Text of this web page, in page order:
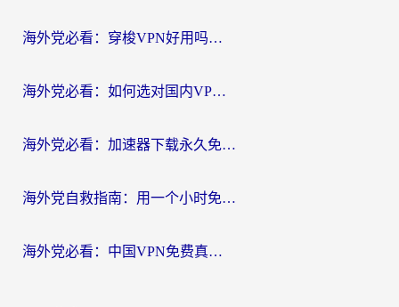
海外党必看：穿梭VPN好用吗？和云帆VPN对比哪个回国效果更好？附真实测评+避坑指南
海外党必看：如何选对国内VPN，实现无缝访问国内资源？
海外党必看：加速器下载永久免费版真的存在吗？教你无缝访问国内资源的正确姿势
海外党自救指南：用一个小时免费加速器，轻松打破国内资源访问壁垒？
海外党必看：中国VPN免费真的靠谱吗？手把手教你选对回国加速器